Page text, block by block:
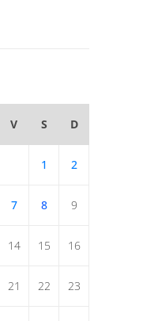
V S D
1 2
7 8 9
14 15 16
21 22 23